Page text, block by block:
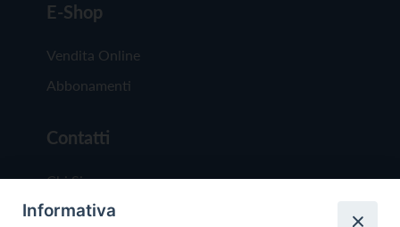
E-Shop
Vendita Online
Abbonamenti
Contatti
Chi Siamo
Redazione
Informativa